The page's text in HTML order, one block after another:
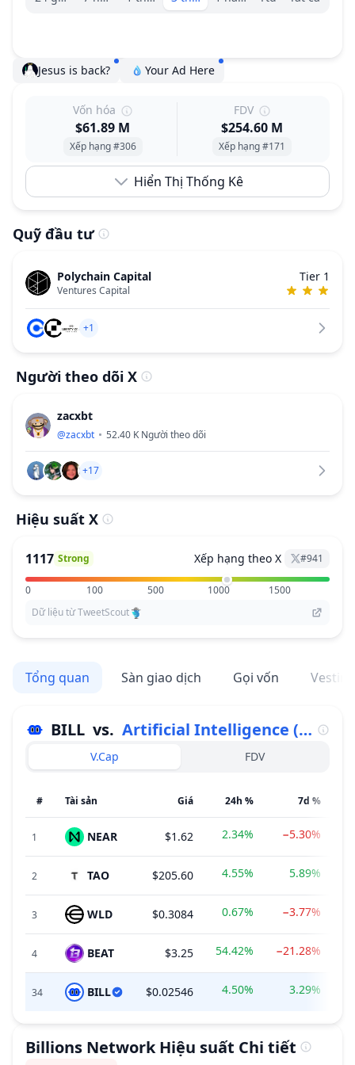
Jesus is back? Your Ad Here
Vốn hóa
$61.89 M
Xếp hạng #306
FDV
$254.60 M
Xếp hạng #171
Hiển Thị Thống Kê
Quỹ đầu tư
Polychain Capital
Ventures Capital
Tier 1
+1
Người theo dõi X
zacxbt
@zacxbt 52.40 K Người theo dõi
+17
Hiệu suất X
1117 Strong Xếp hạng theo X #941
0 100 500 1000
1500
Dữ liệu từ TweetScout
Tổng quan Sàn giao dịch Gọi vốn Vesting
BILL vs. Artificial Intelligence (AI)
V.Cap FDV
# Tài sản Giá 24h % 7d %
1 NEAR $1.62 2.34% −5.30%
2 TAO $205.60 4.55% 5.89%
3 WLD $0.3084 0.67% −3.77%
4 BEAT $3.25 54.42% −21.28%
34 BILL $0.02546 4.50% 3.29%
Billions Network Hiệu suất Chi tiết